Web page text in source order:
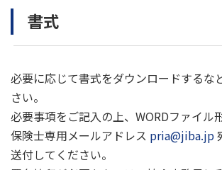
書式
必要に応じて書式をダウンロードするな
さい。
必要事項をご記入の上、WORDファイル
保険士専用メールアドレス pria@jiba.jp
送付してください。